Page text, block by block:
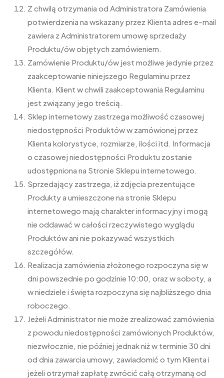
Z chwilą otrzymania od Administratora Zamówienia
potwierdzenia na wskazany przez Klienta adres e-mail
zawiera z Administratorem umowę sprzedaży
Produktu/ów objętych zamówieniem.
Zamówienie Produktu/ów jest możliwe jedynie przez
zaakceptowanie niniejszego Regulaminu przez
Klienta. Klient w chwili zaakceptowania Regulaminu
jest związany jego treścią.
Sklep internetowy zastrzega możliwość czasowej
niedostępności Produktów w zamówionej przez
Klienta kolorystyce, rozmiarze, ilości itd. Informacja
o czasowej niedostępności Produktu zostanie
udostępniona na Stronie Sklepu internetowego.
Sprzedający zastrzega, iż zdjęcia prezentujące
Produkty a umieszczone na stronie Sklepu
internetowego mają charakter informacyjny i mogą
nie oddawać w całości rzeczywistego wyglądu
Produktów ani nie pokazywać wszystkich
szczegółów.
Realizacja zamówienia złożonego rozpoczyna się w
dni powszednie po godzinie 10:00, oraz w soboty, a
w niedziele i święta rozpoczyna się najbliższego dnia
roboczego.
Jeżeli Administrator nie może zrealizować zamówienia
z powodu niedostępności zamówionych Produktów,
niezwłocznie, nie później jednak niż w terminie 30 dni
od dnia zawarcia umowy, zawiadomić o tym Klienta i
jeżeli otrzymał zapłatę zwrócić całą otrzymaną od